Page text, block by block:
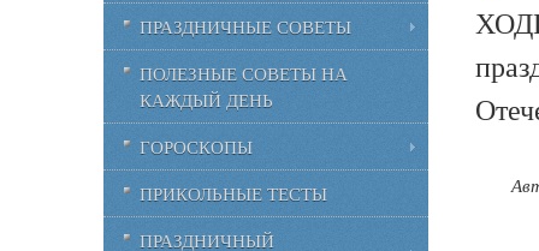
ПРАЗДНИЧНЫЕ СОВЕТЫ
ПОЛЕЗНЫЕ СОВЕТЫ НА
КАЖДЫЙ ДЕНЬ
ГОРОСКОПЫ
ПРИКОЛЬНЫЕ ТЕСТЫ
ПРАЗДНИЧНЫЙ